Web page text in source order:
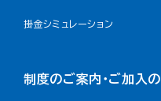
掛金シミュレーション
制度のご案内・ご加入